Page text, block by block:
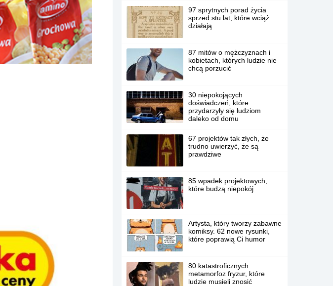
97 sprytnych porad życia
sprzed stu lat, które wciąż
działają
87 mitów o mężczyznach i
kobietach, których ludzie nie
chcą porzucić
30 niepokojących
doświadczeń, które
przydarzyły się ludziom
daleko od domu
67 projektów tak złych, że
trudno uwierzyć, że są
prawdziwe
85 wpadek projektowych,
które budzą niepokój
Artysta, który tworzy zabawne
komiksy. 62 nowe rysunki,
które poprawią Ci humor
80 katastroficznych
metamorfoz fryzur, które
ludzie musieli znosić